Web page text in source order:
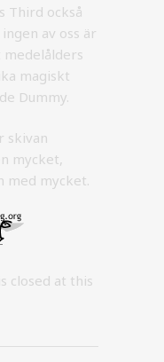
Third också
av oss är
magiskt
Dummy.
skivan
mycket,
med mycket.
closed at this